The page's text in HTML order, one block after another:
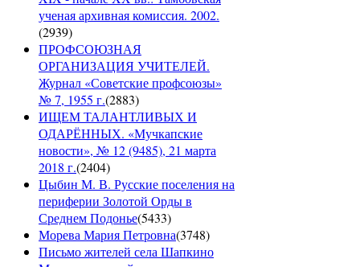
ученая архивная комиссия. 2002.
(2939)
ПРОФСОЮЗНАЯ
ОРГАНИЗАЦИЯ УЧИТЕЛЕЙ.
Журнал «Советские профсоюзы»
№ 7, 1955 г.(2883)
ИЩЕМ ТАЛАНТЛИВЫХ И
ОДАРЁННЫХ. «Мучкапские
новости», № 12 (9485), 21 марта
2018 г.(2404)
Цыбин М. В. Русские поселения на
периферии Золотой Орды в
Среднем Подонье(5433)
Морева Мария Петровна(3748)
Письмо жителей села Шапкино